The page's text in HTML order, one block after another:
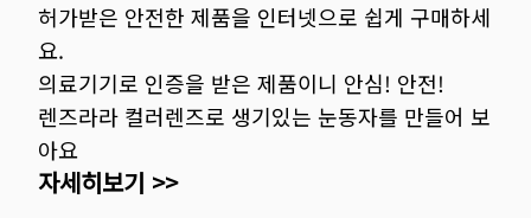
허가받은 안전한 제품을 인터넷으로 쉽게 구매하세
요.
의료기기로 인증을 받은 제품이니 안심! 안전!
렌즈라라 컬러렌즈로 생기있는 눈동자를 만들어 보
아요
자세히보기 >>